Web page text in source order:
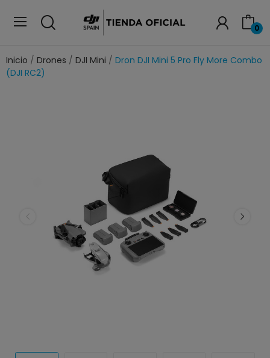
0
Inicio Drones DJI Mini
Dron DJI Mini 5 Pro Fly More Combo
(DJI RC2)